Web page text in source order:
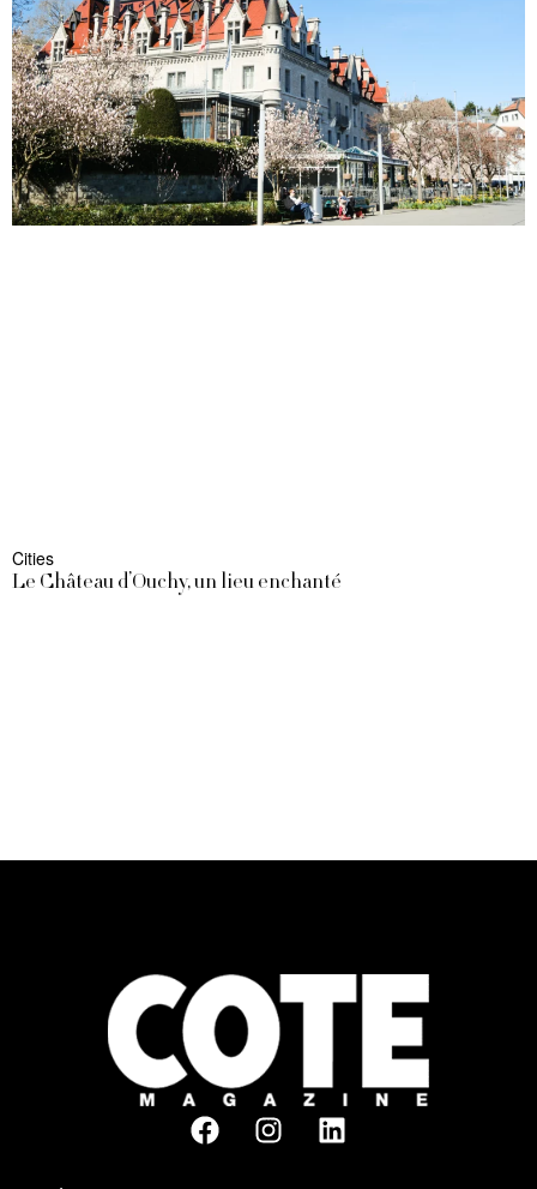
Cities
Le Château d’Ouchy, un lieu enchanté